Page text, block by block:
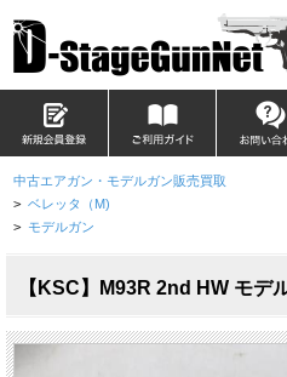
中古エアガン・モデルガン販売買取
> ベレッタ（M)
> モデルガン
【KSC】M93R 2nd HW モデ